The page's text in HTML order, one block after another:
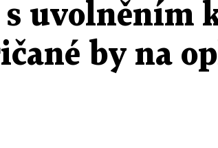
uvolněním
by na